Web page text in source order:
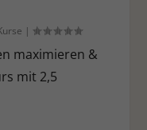
|
maximieren &
mit 2,5
verwendeten Cookies.
Kategorien geben
lassen und so nur